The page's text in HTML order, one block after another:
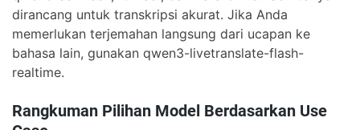
dirancang untuk transkripsi akurat. Jika Anda
memerlukan terjemahan langsung dari ucapan ke
bahasa lain, gunakan qwen3-livetranslate-flash-
realtime.
Rangkuman Pilihan Model Berdasarkan Use